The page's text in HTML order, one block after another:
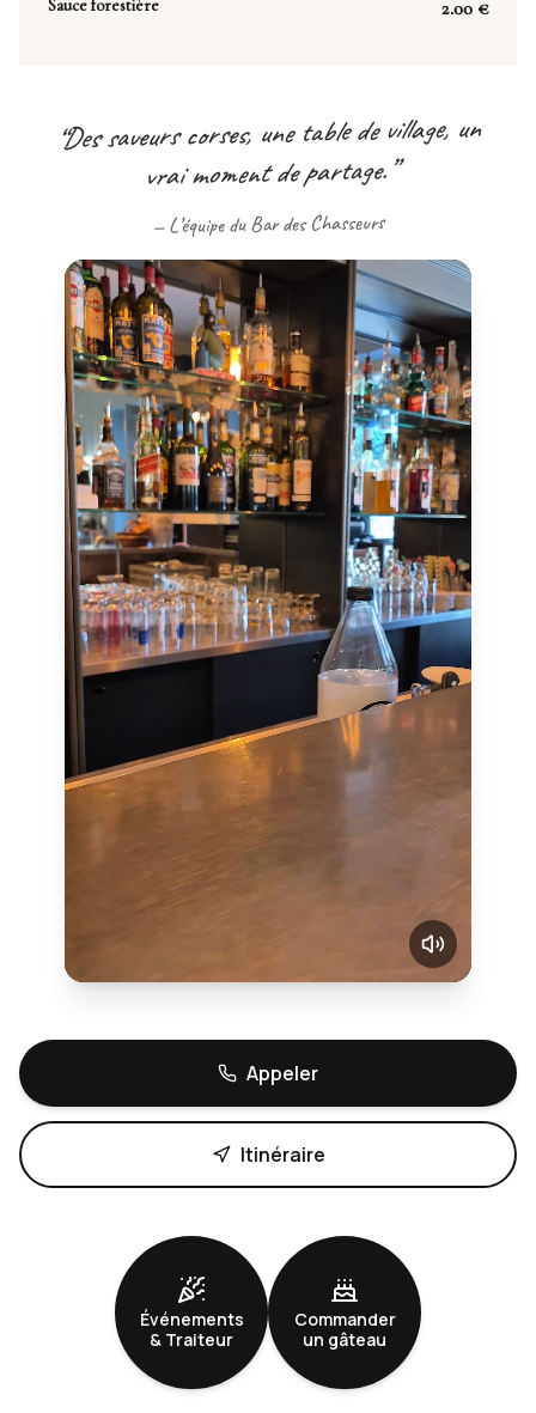
Sauce forestière 2.00 €
Des saveurs corses, une table de village, un
vrai moment de partage.”
—L’équipe du Bar des Chasseurs
Appeler
Itinéraire
Événements
& Traiteur
Commander
un gâteau